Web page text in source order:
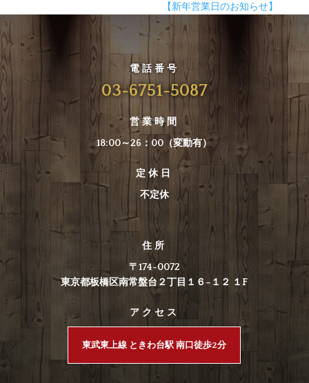
【新年営業日のお知らせ】
電話番号
03-6751-5087
営業時間
18:00～26：00（変動有）
定休日
不定休
住所
〒174-0072
東京都板橋区南常盤台２丁目１６−１２ １F
アクセス
東武東上線 ときわ台駅 南口徒歩2分